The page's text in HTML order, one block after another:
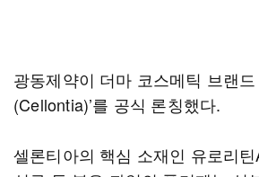
광동제약이 더마 코스메틱 브랜드
(Cellontia)’를 공식 론칭했다.
셀론티아의 핵심 소재인 유로리